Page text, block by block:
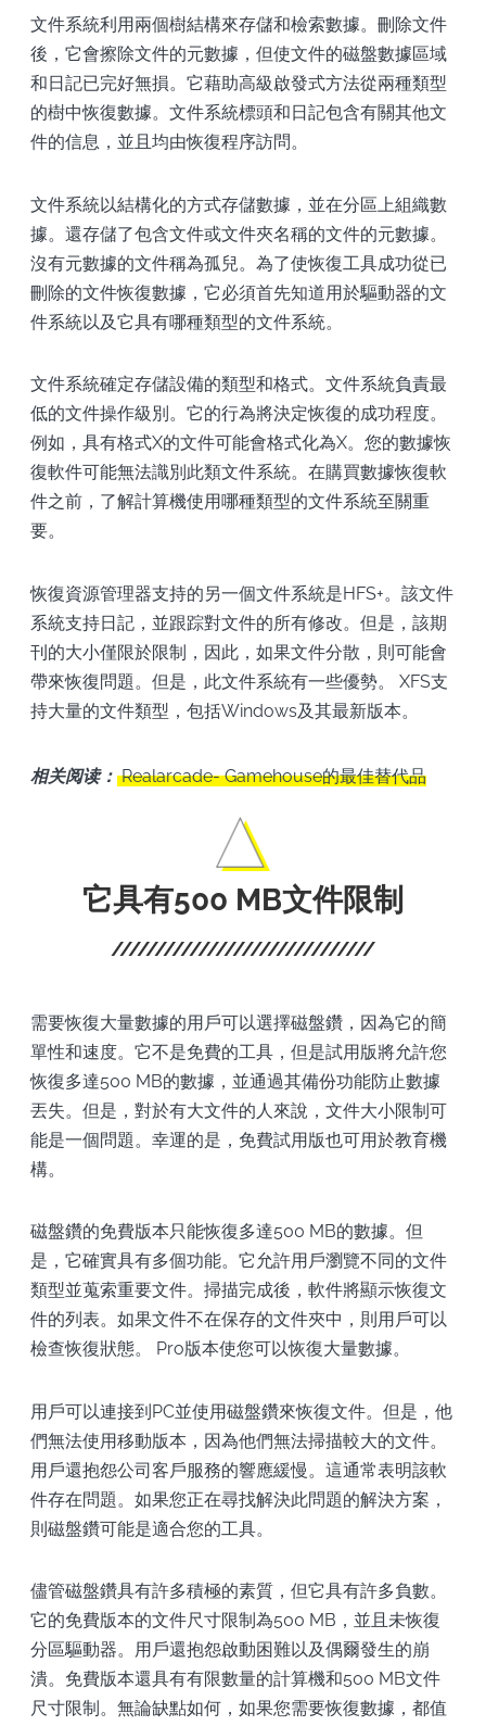
文件系統利用兩個樹結構來存儲和檢索數據。刪除文件
後，它會擦除文件的元數據，但使文件的磁盤數據區域
和日記已完好無損。它藉助高級啟發式方法從兩種類型
的樹中恢復數據。文件系統標頭和日記包含有關其他文
件的信息，並且均由恢復程序訪問。
文件系統以結構化的方式存儲數據，並在分區上組織數
據。還存儲了包含文件或文件夾名稱的文件的元數據。
沒有元數據的文件稱為孤兒。為了使恢復工具成功從已
刪除的文件恢復數據，它必須首先知道用於驅動器的文
件系統以及它具有哪種類型的文件系統。
文件系統確定存儲設備的類型和格式。文件系統負責最
低的文件操作級別。它的行為將決定恢復的成功程度。
例如，具有格式X的文件可能會格式化為X。您的數據恢
復軟件可能無法識別此類文件系統。在購買數據恢復軟
件之前，了解計算機使用哪種類型的文件系統至關重
要。
恢復資源管理器支持的另一個文件系統是HFS+。該文件
系統支持日記，並跟踪對文件的所有修改。但是，該期
刊的大小僅限於限制，因此，如果文件分散，則可能會
帶來恢復問題。但是，此文件系統有一些優勢。 XFS支
持大量的文件類型，包括Windows及其最新版本。
相关阅读： Realarcade- Gamehouse的最佳替代品
它具有500 MB文件限制
需要恢復大量數據的用戶可以選擇磁盤鑽，因為它的簡
單性和速度。它不是免費的工具，但是試用版將允許您
恢復多達500 MB的數據，並通過其備份功能防止數據
丟失。但是，對於有大文件的人來說，文件大小限制可
能是一個問題。幸運的是，免費試用版也可用於教育機
構。
磁盤鑽的免費版本只能恢復多達500 MB的數據。但
是，它確實具有多個功能。它允許用戶瀏覽不同的文件
類型並蒐索重要文件。掃描完成後，軟件將顯示恢復文
件的列表。如果文件不在保存的文件夾中，則用戶可以
檢查恢復狀態。 Pro版本使您可以恢復大量數據。
用戶可以連接到PC並使用磁盤鑽來恢復文件。但是，他
們無法使用移動版本，因為他們無法掃描較大的文件。
用戶還抱怨公司客戶服務的響應緩慢。這通常表明該軟
件存在問題。如果您正在尋找解決此問題的解決方案，
則磁盤鑽可能是適合您的工具。
儘管磁盤鑽具有許多積極的素質，但它具有許多負數。
它的免費版本的文件尺寸限制為500 MB，並且未恢復
分區驅動器。用戶還抱怨啟動困難以及偶爾發生的崩
潰。免費版本還具有有限數量的計算機和500 MB文件
尺寸限制。無論缺點如何，如果您需要恢復數據，都值